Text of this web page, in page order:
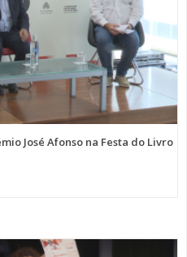
José Afonso na Festa do Livro